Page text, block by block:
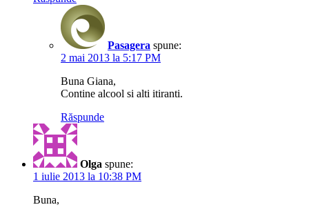
Pasagera spune:
2 mai 2013 la 5:17 PM
Buna Giana,
Contine alcool si alti itiranti.
Răspunde
Olga spune:
1 iulie 2013 la 10:38 PM
Buna,